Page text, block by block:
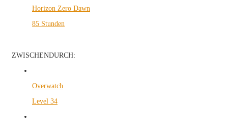
Horizon Zero Dawn
85 Stunden
ZWISCHENDURCH:
Overwatch
Level 34